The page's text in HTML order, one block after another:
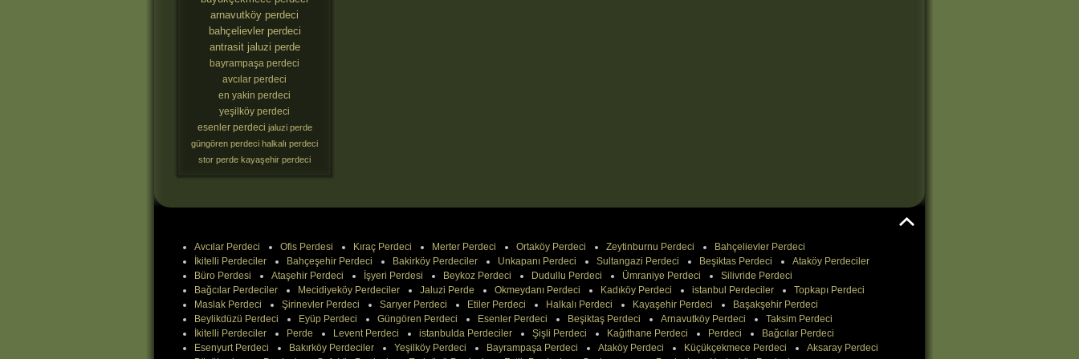
arnavutköy perdeci
bahçelievler perdeci
antrasit jaluzi perde
bayrampaşa perdeci
avcılar perdeci
en yakin perdeci
yeşilköy perdeci
esenler perdeci jaluzi perde
güngören perdeci halkalı perdeci
stor perde kayaşehir perdeci
Avcılar Perdeci Ofis Perdesi Kıraç Perdeci Merter Perdeci Ortaköy Perdeci Zeytinburnu Perdeci
Bahçelievler Perdeci
İkitelli Perdeciler
Bahçeşehir Perdeci Bakirköy Perdeciler Unkapanı Perdeci Sultangazi Perdeci Beşiktas Perdeci
Ataköy Perdeciler
Büro Perdesi
Ataşehir Perdeci İşyeri Perdesi Beykoz Perdeci Dudullu Perdeci Ümraniye Perdeci
Silivride Perdeci
Bağcılar Perdeciler
Mecidiyeköy Perdeciler Jaluzi Perde Okmeydanı Perdeci Kadıköy Perdeci istanbul Perdeciler
Topkapı Perdeci
Maslak Perdeci
Şirinevler Perdeci Sarıyer Perdeci Etiler Perdeci Halkalı Perdeci Kayaşehir Perdeci
Başakşehir Perdeci
Beylikdüzü Perdeci
Eyüp Perdeci Güngören Perdeci Esenler Perdeci Beşiktaş Perdeci Arnavutköy Perdeci
Taksim Perdeci
İkitelli Perdeciler
Perde Levent Perdeci istanbulda Perdeciler Şişli Perdeci Kağıthane Perdeci Perdeci
Bağcılar Perdeci
Esenyurt Perdeci
Bakırköy Perdeciler Yeşilköy Perdeci Bayrampaşa Perdeci Ataköy Perdeci Küçükçekmece Perdeci
Aksaray Perdeci